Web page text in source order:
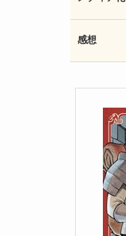
感想